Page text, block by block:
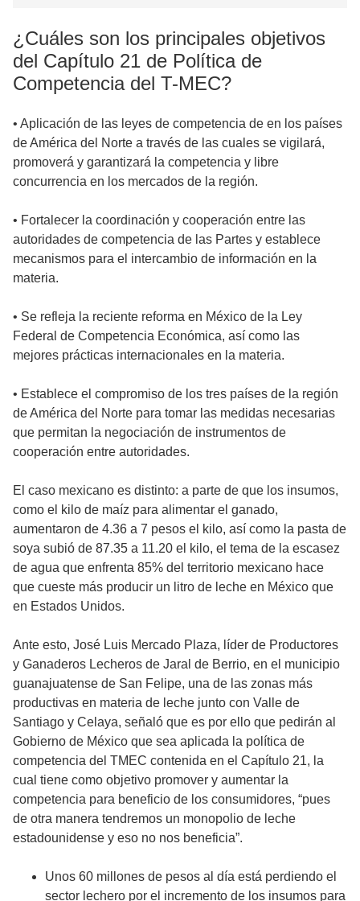
¿Cuáles son los principales objetivos
del Capítulo 21 de Política de
Competencia del T-MEC?
• Aplicación de las leyes de competencia de en los países
de América del Norte a través de las cuales se vigilará,
promoverá y garantizará la competencia y libre
concurrencia en los mercados de la región.
• Fortalecer la coordinación y cooperación entre las
autoridades de competencia de las Partes y establece
mecanismos para el intercambio de información en la
materia.
• Se refleja la reciente reforma en México de la Ley
Federal de Competencia Económica, así como las
mejores prácticas internacionales en la materia.
• Establece el compromiso de los tres países de la región
de América del Norte para tomar las medidas necesarias
que permitan la negociación de instrumentos de
cooperación entre autoridades.
El caso mexicano es distinto: a parte de que los insumos,
como el kilo de maíz para alimentar el ganado,
aumentaron de 4.36 a 7 pesos el kilo, así como la pasta de
soya subió de 87.35 a 11.20 el kilo, el tema de la escasez
de agua que enfrenta 85% del territorio mexicano hace
que cueste más producir un litro de leche en México que
en Estados Unidos.
Ante esto, José Luis Mercado Plaza, líder de Productores
y Ganaderos Lecheros de Jaral de Berrio, en el municipio
guanajuatense de San Felipe, una de las zonas más
productivas en materia de leche junto con Valle de
Santiago y Celaya, señaló que es por ello que pedirán al
Gobierno de México que sea aplicada la política de
competencia del TMEC contenida en el Capítulo 21, la
cual tiene como objetivo promover y aumentar la
competencia para beneficio de los consumidores, “pues
de otra manera tendremos un monopolio de leche
estadounidense y eso no nos beneficia”.
Unos 60 millones de pesos al día está perdiendo el
sector lechero por el incremento de los insumos para